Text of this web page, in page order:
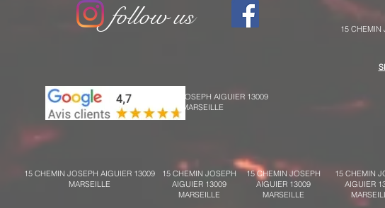
follow us
15 CHEMIN JOSEPH AIGUIER 13009
MARSEILLE
15 CHEMIN
15 CHEMIN JOSEPH AIGUIER 13009
MARSEILLE
15 CHEMIN JOSEPH
AIGUIER 13009
MARSEILLE
15 CHEMIN JOSEPH
AIGUIER 13009
MARSEILLE
15 CHEMIN
AIGUIER